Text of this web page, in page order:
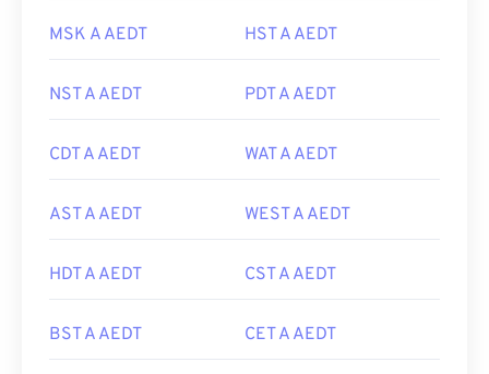
MSK A AEDT HST A AEDT
NST A AEDT PDT A AEDT
CDT A AEDT WAT A AEDT
AST A AEDT WEST A AEDT
HDT A AEDT CST A AEDT
BST A AEDT CET A AEDT